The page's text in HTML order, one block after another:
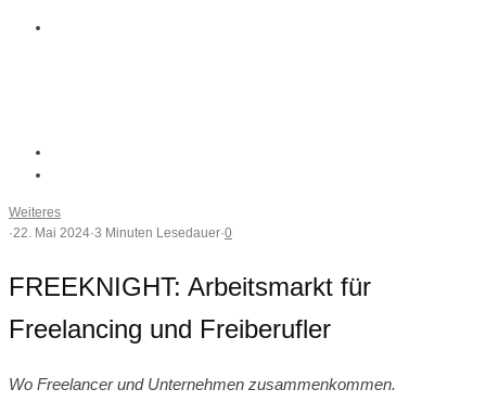
Weiteres
·22. Mai 2024·3 Minuten Lesedauer·0
FREEKNIGHT: Arbeitsmarkt für
Freelancing und Freiberufler
Wo Freelancer und Unternehmen zusammenkommen.